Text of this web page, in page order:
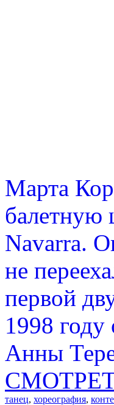
Марта
балетную
Navarra.
не
первой
1998 году
Анны
танец, хореография,